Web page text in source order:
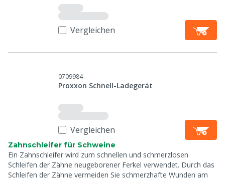
Vergleichen
0709984
Proxxon Schnell-Ladegerät
Vergleichen
Zahnschleifer für Schweine
Ein Zahnschleifer wird zum schnellen und schmerzlosen
Schleifen der Zähne neugeborener Ferkel verwendet. Durch das
Schleifen der Zähne vermeiden Sie schmerzhafte Wunden am